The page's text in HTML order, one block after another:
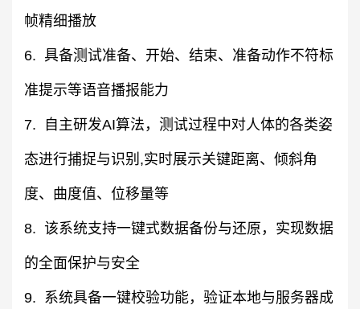
帧精细播放
6. 具备测试准备、开始、结束、准备动作不符标
准提示等语音播报能力
7. 自主研发AI算法，测试过程中对人体的各类姿
态进行捕捉与识别,实时展示关键距离、倾斜角
度、曲度值、位移量等
8. 该系统支持一键式数据备份与还原，实现数据
的全面保护与安全
9. 系统具备一键校验功能，验证本地与服务器成